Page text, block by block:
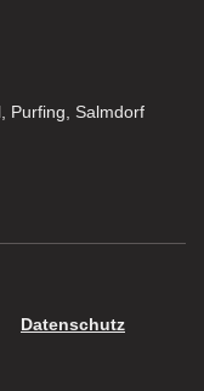
Purfing, Salmdorf
Datenschutz